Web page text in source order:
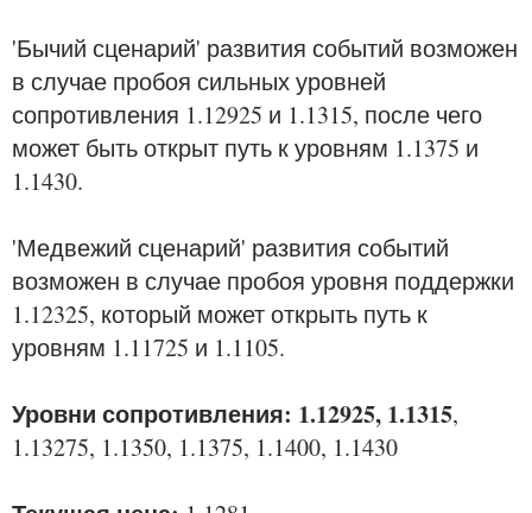
'Бычий сценарий' развития событий возможен
в случае пробоя сильных уровней
сопротивления 1.12925 и 1.1315, после чего
может быть открыт путь к уровням 1.1375 и
1.1430.
'Медвежий сценарий' развития событий
возможен в случае пробоя уровня поддержки
1.12325, который может открыть путь к
уровням 1.11725 и 1.1105.
Уровни сопротивления: 1.12925, 1.1315,
1.13275, 1.1350, 1.1375, 1.1400, 1.1430